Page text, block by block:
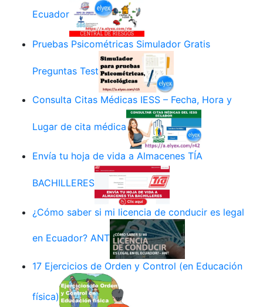
Ecuador
Pruebas Psicométricas Simulador Gratis
Preguntas Test
Consulta Citas Médicas IESS – Fecha, Hora y
Lugar de cita médica
Envía tu hoja de vida a Almacenes TÍA
BACHILLERES
¿Cómo saber si mi licencia de conducir es legal
en Ecuador? ANT
17 Ejercicios de Orden y Control (en Educación
física)